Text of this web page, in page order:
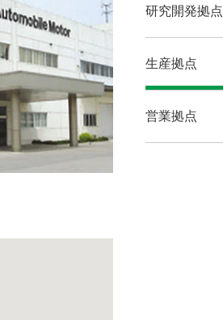
研究開発拠点
生産拠点
営業拠点